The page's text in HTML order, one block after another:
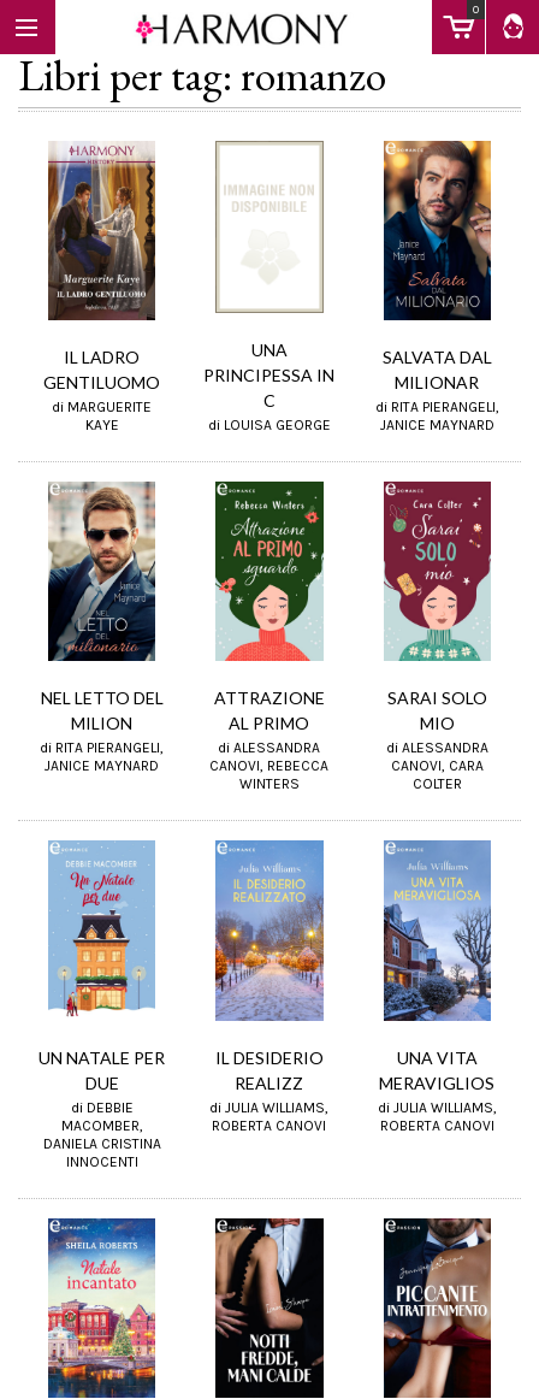
0
EBOOK
Libri per tag: romanzo
IL LADRO
GENTILUOMO
di MARGUERITE
KAYE
UNA
PRINCIPESSA IN
C
di LOUISA GEORGE
SALVATA DAL
MILIONAR
di RITA PIERANGELI,
JANICE MAYNARD
NEL LETTO DEL
MILION
di RITA PIERANGELI,
JANICE MAYNARD
ATTRAZIONE
AL PRIMO
di ALESSANDRA
CANOVI, REBECCA
WINTERS
SARAI SOLO
MIO
di ALESSANDRA
CANOVI, CARA
COLTER
UN NATALE PER
DUE
di DEBBIE
MACOMBER,
DANIELA CRISTINA
INNOCENTI
IL DESIDERIO
REALIZZ
di JULIA WILLIAMS,
ROBERTA CANOVI
UNA VITA
MERAVIGLIOS
di JULIA WILLIAMS,
ROBERTA CANOVI